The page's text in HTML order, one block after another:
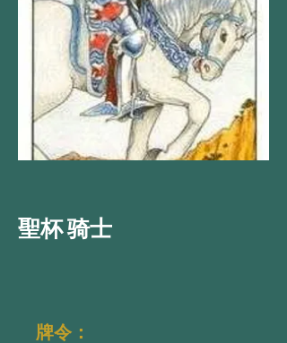
聖杯 骑士
牌令：